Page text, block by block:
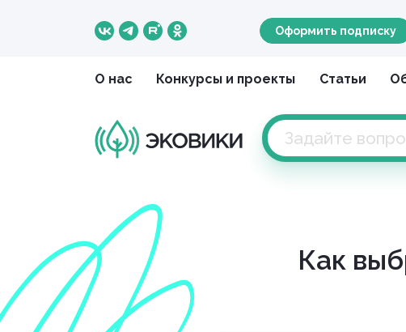
Оформить подписку
О нас Конкурсы и проекты Статьи
Как